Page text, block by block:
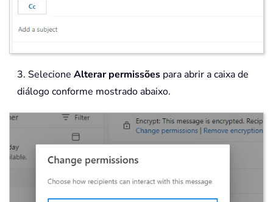
3. Selecione Alterar permissões para abrir a caixa de
diálogo conforme mostrado abaixo.